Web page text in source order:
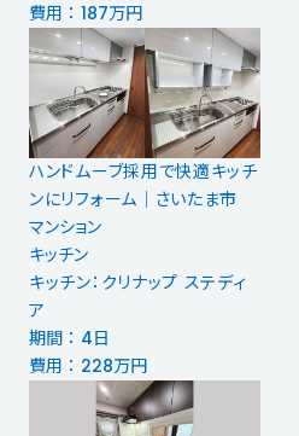
費用 ： 187万円
ハンドムーブ採用で快適キッチ
ンにリフォーム│さいたま市
マンション
キッチン
キッチン：クリナップ ステディ
ア
期間 ： 4日
費用 ： 228万円